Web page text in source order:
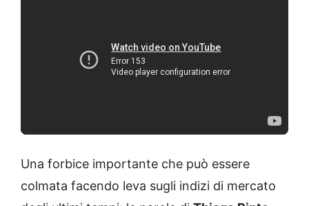
Una forbice importante che può essere
colmata facendo leva sugli indizi di mercato